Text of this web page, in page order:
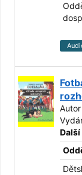
Autor